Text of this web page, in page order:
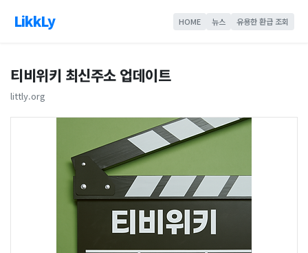
LikkLy HOME 뉴스 유용한 환급 조회
티비위키 최신주소 업데이트
littly.org